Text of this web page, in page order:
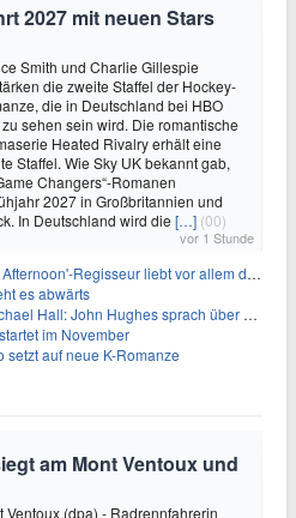
2027 mit neuen Stars
Smith und Charlie Gillespie
die zweite Staffel der Hockey-
die in Deutschland bei HBO
sehen sein wird. Die romantische
Heated Rivalry erhält eine
Staffel. Wie Sky UK bekannt gab,
Changers“-Romanen
2027 in Großbritannien und
In Deutschland wird die […] (00)
vor 1 Stunde
Regisseur liebt vor allem die 'Banalität' in seinen Filmen
es abwärts
Hughes sprach über eine Fortsetzung von 'The Breakfast Club'
im November
setzt auf neue K-Romanze
am Mont Ventoux und
Ventoux (dpa) - Radrennfahrerin